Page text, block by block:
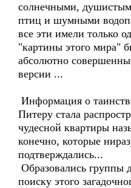
солнечными,
птиц и шумными
все эти имели только
"картины этого мира"
абсолютно
версии ...
Информация о
Питеру стала
чудесной квартиры
конечно, которые
подтверждались...
Образовались группы
поиску этого